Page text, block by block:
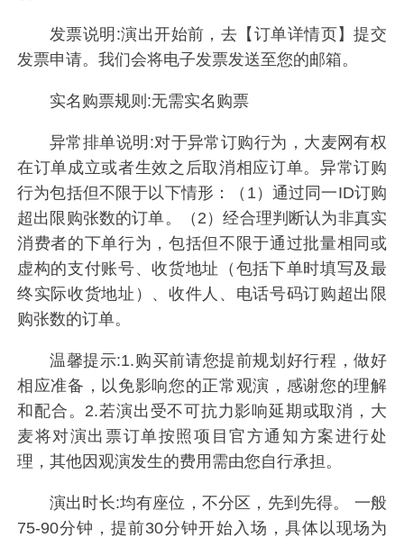
发票说明:演出开始前，去【订单详情页】提交
发票申请。我们会将电子发票发送至您的邮箱。
实名购票规则:无需实名购票
异常排单说明:对于异常订购行为，大麦网有权
在订单成立或者生效之后取消相应订单。异常订购
行为包括但不限于以下情形：（1）通过同一ID订购
超出限购张数的订单。（2）经合理判断认为非真实
消费者的下单行为，包括但不限于通过批量相同或
虚构的支付账号、收货地址（包括下单时填写及最
终实际收货地址）、收件人、电话号码订购超出限
购张数的订单。
温馨提示:1.购买前请您提前规划好行程，做好
相应准备，以免影响您的正常观演，感谢您的理解
和配合。2.若演出受不可抗力影响延期或取消，大
麦将对演出票订单按照项目官方通知方案进行处
理，其他因观演发生的费用需由您自行承担。
演出时长:均有座位，不分区，先到先得。 一般
75-90分钟，提前30分钟开始入场，具体以现场为